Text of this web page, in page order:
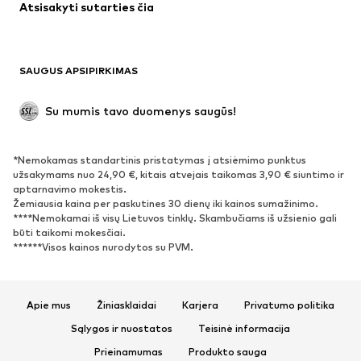
Paltai
Proginiai
Išskirtiniai
BATAI
Naujienos
Sportbačiai
Aulinukai
Batai su kulniukais
Auliniai batai
Įsispiriami bateliai
Šlepetės
Atsisakyti sutarties čia
SAUGUS APSIPIRKIMAS
Su mumis tavo duomenys saugūs!
*Nemokamas standartinis pristatymas į atsiėmimo punktus
užsakymams nuo 24,90 €, kitais atvejais taikomas 3,90 € siuntimo ir
aptarnavimo mokestis.
Žemiausia kaina per paskutines 30 dienų iki kainos sumažinimo.
****Nemokamai iš visų Lietuvos tinklų. Skambučiams iš užsienio gali
būti taikomi mokesčiai.
******Visos kainos nurodytos su PVM.
Apie mus Žiniasklaidai Karjera
Privatumo politika
Sąlygos ir nuostatos
Teisinė informacija
Prieinamumas
Produkto sauga